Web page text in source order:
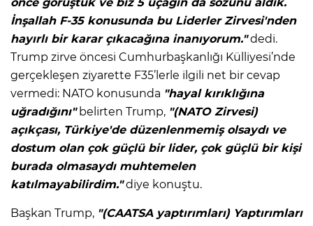
İnşallah F-35 konusunda bu Liderler Zirvesi'nden
hayırlı bir karar çıkacağına inanıyorum."dedi.
Trump zirve öncesi Cumhurbaşkanlığı Külliyesi’nde
gerçekleşen ziyarette F35’lerle ilgili net bir cevap
vermedi: NATO konusunda "hayal kırıklığına
uğradığını"belirten Trump, "(NATO Zirvesi)
açıkçası, Türkiye'de düzenlenmemiş olsaydı ve
dostum olan çok güçlü bir lider, çok güçlü bir kişi
burada olmasaydı muhtemelen
katılmayabilirdim."diye konuştu.
Başkan Trump, "(CAATSA yaptırımları) Yaptırımları